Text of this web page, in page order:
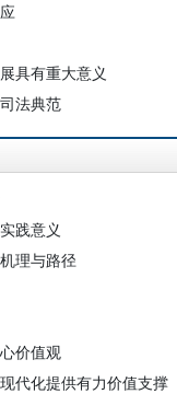
具有重大意义
法典范
践意义
理与路径
价值观
代化提供有力价值支撑